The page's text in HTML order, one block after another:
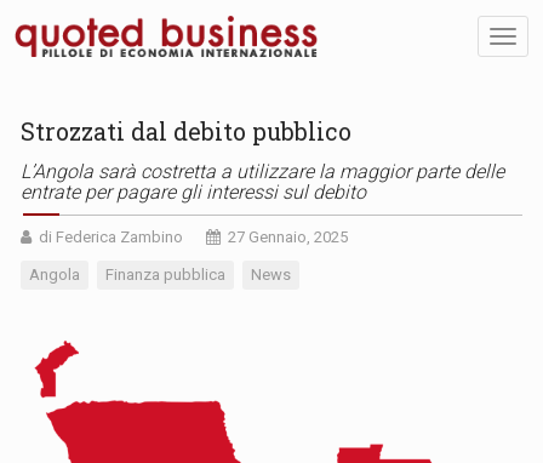
Strozzati dal debito pubblico
L’Angola sarà costretta a utilizzare la maggior parte delle
entrate per pagare gli interessi sul debito
di Federica Zambino 27 Gennaio, 2025
Angola Finanza pubblica News